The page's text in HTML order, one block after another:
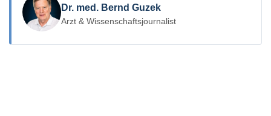
Dr. med. Bernd Guzek
Arzt & Wissenschaftsjournalist